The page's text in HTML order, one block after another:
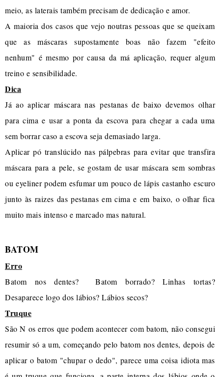
meio, as laterais também precisam de dedicação e amor.
A maioria dos casos que vejo noutras pessoas que se queixam
que as máscaras supostamente boas não fazem "efeito
nenhum" é mesmo por causa da má aplicação, requer algum
treino e sensibilidade.
Dica
Já ao aplicar máscara nas pestanas de baixo devemos olhar
para cima e usar a ponta da escova para chegar a cada uma
sem borrar caso a escova seja demasiado larga.
Aplicar pó translúcido nas pálpebras para evitar que transfira
máscara para a pele, se gostam de usar máscara sem sombras
ou eyeliner podem esfumar um pouco de lápis castanho escuro
junto às raizes das pestanas em cima e em baixo, o olhar fica
muito mais intenso e marcado mas natural.
BATOM
Erro
Batom nos dentes? Batom borrado? Linhas tortas?
Desaparece logo dos lábios? Lábios secos?
Truque
São N os erros que podem acontecer com batom, não consegui
resumir só a um, começando pelo batom nos dentes, depois de
aplicar o batom "chupar o dedo", parece uma coisa idiota mas